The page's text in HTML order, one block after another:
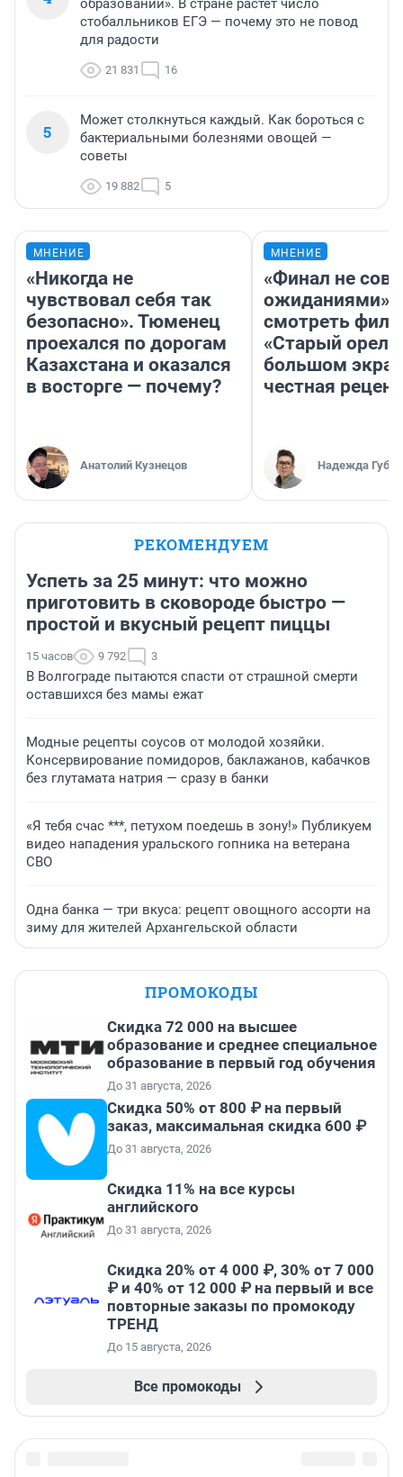
образовании». В стране растет число
стобалльников ЕГЭ — почему это не повод
для радости
21 831 16
5
Может столкнуться каждый. Как бороться с
бактериальными болезнями овощей —
советы
19 882 5
МНЕНИЕ
«Никогда не
чувствовал себя так
безопасно». Тюменец
проехался по дорогам
Казахстана и оказался
в восторге — почему?
Анатолий Кузнецов
МНЕНИЕ
«Финал не
ожиданиями»:
смотреть
«Старый орел»
большом
честная
Надежда
РЕКОМЕНДУЕМ
Успеть за 25 минут: что можно
приготовить в сковороде быстро —
простой и вкусный рецепт пиццы
15 часов 9 792 3
В Волгограде пытаются спасти от страшной смерти
оставшихся без мамы ежат
Модные рецепты соусов от молодой хозяйки.
Консервирование помидоров, баклажанов, кабачков
без глутамата натрия — сразу в банки
«Я тебя счас ***, петухом поедешь в зону!» Публикуем
видео нападения уральского гопника на ветерана
СВО
Одна банка — три вкуса: рецепт овощного ассорти на
зиму для жителей Архангельской области
ПРОМОКОДЫ
Скидка 72 000 на высшее
образование и среднее специальное
образование в первый год обучения
До 31 августа, 2026
Скидка 50% от 800 ₽ на первый
заказ, максимальная скидка 600 ₽
До 31 августа, 2026
Скидка 11% на все курсы
английского
До 31 августа, 2026
Скидка 20% от 4 000 ₽, 30% от 7 000
₽ и 40% от 12 000 ₽ на первый и все
повторные заказы по промокоду
ТРЕНД
До 15 августа, 2026
Все промокоды